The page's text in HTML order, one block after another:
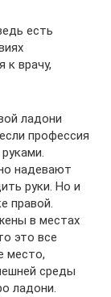
есть
к врачу,
ладони
профессия
надевают
руки. Но и
правой.
в местах
это все
место,
среды
ладони.